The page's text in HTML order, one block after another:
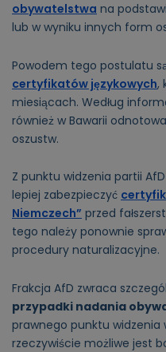
obywatelstwa na
lub w wyniku innych form
Powodem tego postulatu
certyfikatów językowych,
miesiącach. Według
również w Bawarii
oszustw.
Z punktu widzenia partii
lepiej zabezpieczyć
Niemczech” przed
tego należy ponownie
procedury naturalizacyjne.
Frakcja AfD zwraca
przypadki nadania
prawnego punktu
rzeczywiście możliwe jest